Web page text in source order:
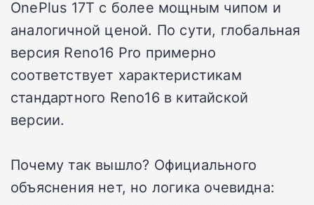
OnePlus 17T с более мощным чипом и
аналогичной ценой. По сути, глобальная
версия Reno16 Pro примерно
соответствует характеристикам
стандартного Reno16 в китайской
версии.
Почему так вышло? Официального
объяснения нет, но логика очевидна: